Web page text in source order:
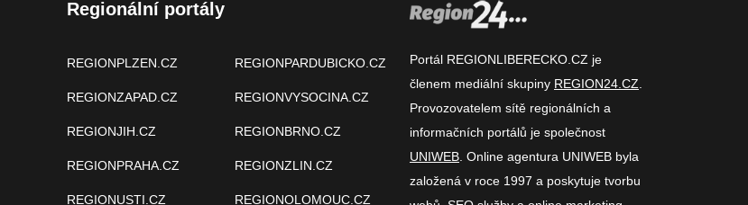
Regionální portály
REGIONPLZEN.CZ
REGIONZAPAD.CZ
REGIONJIH.CZ
REGIONPRAHA.CZ
REGIONUSTI.CZ
REGIONPARDUBICKO.CZ
REGIONVYSOCINA.CZ
REGIONBRNO.CZ
REGIONZLIN.CZ
REGIONOLOMOUC.CZ
Portál REGIONLIBERECKO.CZ je
členem mediální skupiny REGION24.CZ
Provozovatelem sítě regionálních a
informačních portálů je společnost
UNIWEB . Online agentura UNIWEB byla
založená v roce 1997 a poskytuje tvorbu